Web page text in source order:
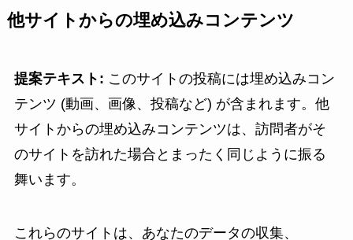
他サイトからの埋め込みコンテンツ
提案テキスト: このサイトの投稿には埋め込みコン
テンツ (動画、画像、投稿など) が含まれます。他
サイトからの埋め込みコンテンツは、訪問者がそ
のサイトを訪れた場合とまったく同じように振る
舞います。
これらのサイトは、あなたのデータの収集、